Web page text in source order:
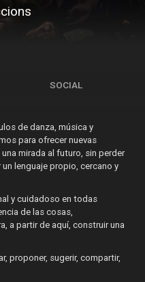
SOCIAL
de danza, música y
para ofrecer nuevas
mirada al futuro, sin perder
lenguaje propio, cercano y
y cuidadoso en todas
de las cosas,
a partir de aquí, construir una
proponer, sugerir, compartir,